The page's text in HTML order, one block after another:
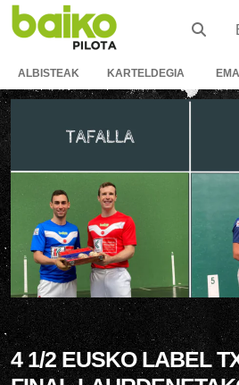
ALBISTEAK KARTELDEGIA
4 1/2 EUSKO LABEL